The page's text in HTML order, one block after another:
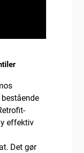
effektiv
Det gør